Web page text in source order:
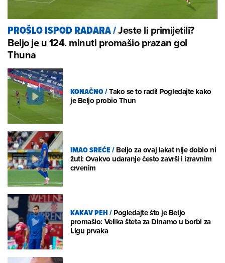
PROŠLO ISPOD RADARA/Jeste li primijetili?
Beljo je u 124. minuti promašio prazan gol
Thuna
KONAČNO/Tako se to radi! Pogledajte kako
je Beljo probio Thun
IMAO SREĆE/Beljo za ovaj lakat nije dobio ni
žuti: Ovakvo udaranje često završi i izravnim
crvenim
KAKAV PEH/Pogledajte što je Beljo
promašio: Velika šteta za Dinamo u borbi za
Ligu prvaka